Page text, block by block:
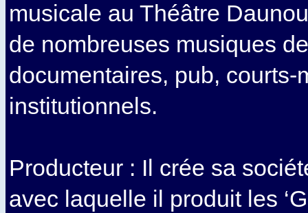
musicale au Théâtre
de nombreuses musiques
documentaires, pub, courts-
institutionnels.
Producteur : Il crée sa
avec laquelle il produit les